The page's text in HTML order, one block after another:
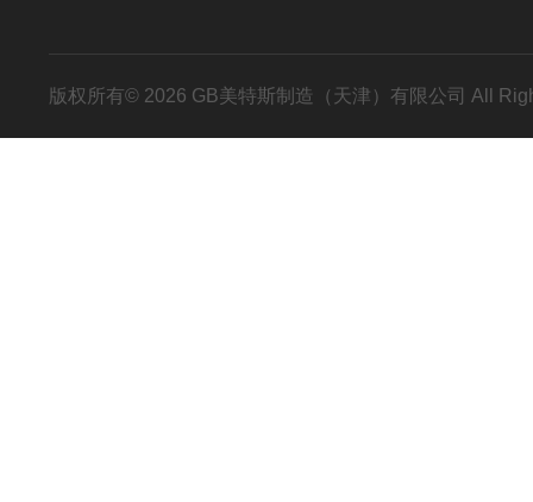
版权所有© 2026 GB美特斯制造（天津）有限公司 All